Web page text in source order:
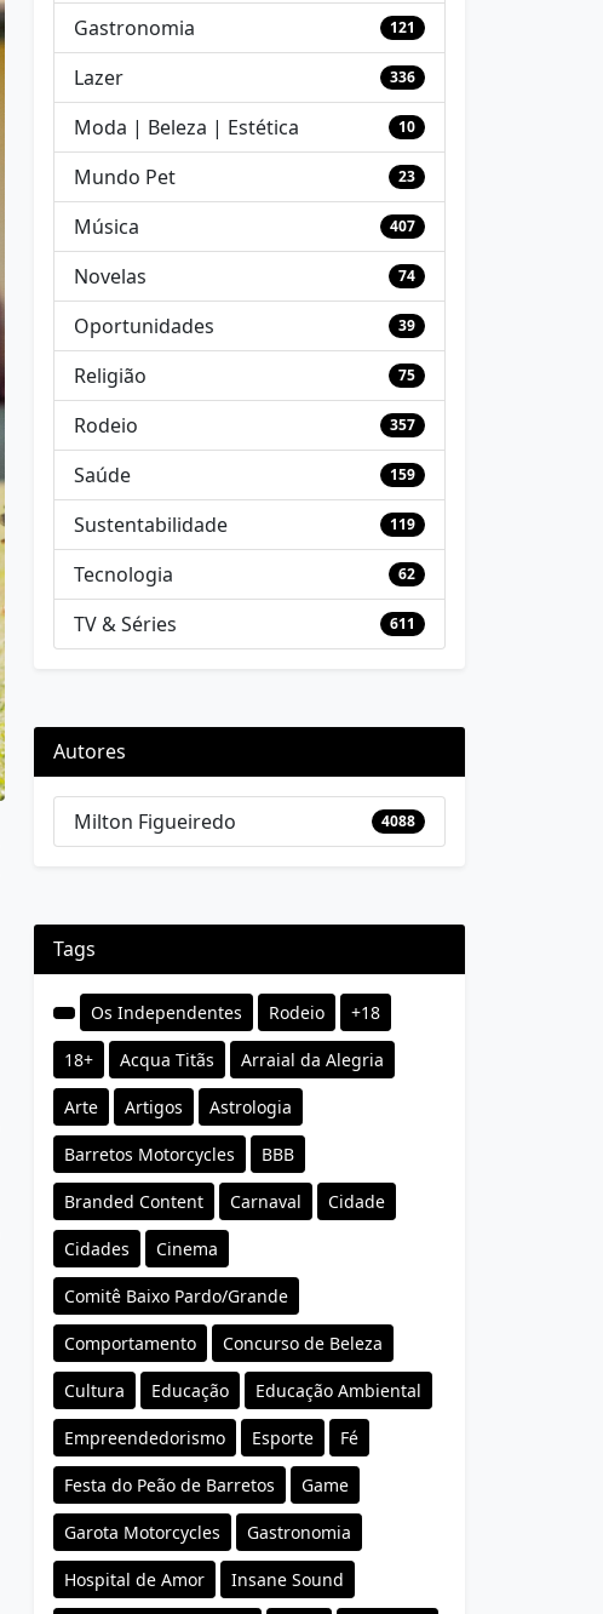
Gastronomia 121
Lazer 336
Moda | Beleza | Estética 10
Mundo Pet 23
Música 407
Novelas 74
Oportunidades 39
Religião 75
Rodeio 357
Saúde 159
Sustentabilidade 119
Tecnologia 62
TV & Séries 611
Autores
Milton Figueiredo 4088
Tags
Os Independentes Rodeio +18
18+ Acqua Titãs Arraial da Alegria
Arte Artigos Astrologia
Barretos Motorcycles BBB
Branded Content Carnaval Cidade
Cidades Cinema
Comitê Baixo Pardo/Grande
Comportamento Concurso de Beleza
Cultura Educação Educação Ambiental
Empreendedorismo Esporte Fé
Festa do Peão de Barretos Game
Garota Motorcycles Gastronomia
Hospital de Amor Insane Sound